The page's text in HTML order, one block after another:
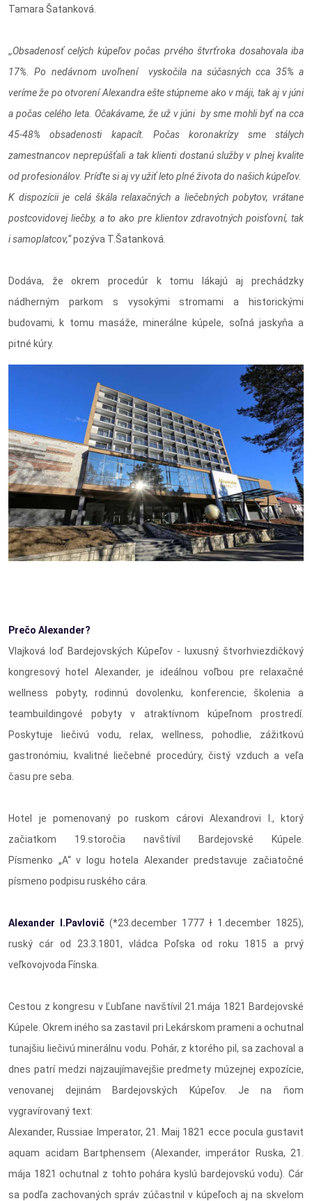
Tamara Šatanková.
,,Obsadenosť celých kúpeľov počas prvého štvrťroka dosahovala iba
17%. Po nedávnom uvoľnení vyskočila na súčasných cca 35% a
veríme že po otvorení Alexandra ešte stúpneme ako v máji, tak aj v júni
a počas celého leta. Očakávame, že už v júni by sme mohli byť na cca
45-48% obsadenosti kapacít. Počas koronakrízy sme stálych
zamestnancov neprepúšťali a tak klienti dostanú služby v plnej kvalite
od profesionálov. Príďte si aj vy užiť leto plné života do našich kúpeľov.
K dispozícii je celá škála relaxačných a liečebných pobytov, vrátane
postcovidovej liečby, a to ako pre klientov zdravotných poisťovní, tak
i samoplatcov,“pozýva T.Šatanková.
Dodáva, že okrem procedúr k tomu lákajú aj prechádzky
nádherným parkom s vysokými stromami a historickými
budovami, k tomu masáže, minerálne kúpele, soľná jaskyňa a
pitné kúry.
Prečo Alexander?
Vlajková loď Bardejovských Kúpeľov - luxusný štvorhviezdičkový
kongresový hotel Alexander, je ideálnou voľbou pre relaxačné
wellness pobyty, rodinnú dovolenku, konferencie, školenia a
teambuildingové pobyty v atraktívnom kúpeľnom prostredí.
Poskytuje liečivú vodu, relax, wellness, pohodlie, zážitkovú
gastronómiu, kvalitné liečebné procedúry, čistý vzduch a veľa
času pre seba.
Hotel je pomenovaný po ruskom cárovi Alexandrovi I., ktorý
začiatkom 19.storočia navštívil Bardejovské Kúpele.
Písmenko „A“ v logu hotela Alexander predstavuje začiatočné
písmeno podpisu ruského cára.
Alexander I.Pavlovič (*23.december 1777 Ɨ 1.december 1825),
ruský cár od 23.3.1801, vládca Poľska od roku 1815 a prvý
veľkovojvoda Fínska.
Cestou z kongresu v Ľubľane navštívil 21.mája 1821 Bardejovské
Kúpele. Okrem iného sa zastavil pri Lekárskom prameni a ochutnal
tunajšiu liečivú minerálnu vodu. Pohár, z ktorého pil, sa zachoval a
dnes patrí medzi najzaujímavejšie predmety múzejnej expozície,
venovanej dejinám Bardejovských Kúpeľov. Je na ňom
vygravírovaný text:
Alexander, Russiae Imperator, 21. Maij 1821 ecce pocula gustavit
aquam acidam Bartphensem (Alexander, imperátor Ruska, 21.
mája 1821 ochutnal z tohto pohára kyslú bardejovskú vodu). Cár
sa podľa zachovaných správ zúčastnil v kúpeľoch aj na skvelom